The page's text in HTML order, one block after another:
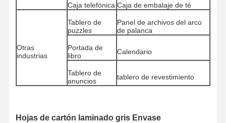
Papel ondulado
Papel del papel prensa
papel de piedra
Copia el papel
Caja telefónica Caja de embalaje de té
Otras
industrias
Tablero de
puzzles
Panel de archivos del arco
de palanca
Portada de
libro
Calendario
Tablero de
anuncios
tablero de revestimiento
Hojas de cartón laminado gris Envase